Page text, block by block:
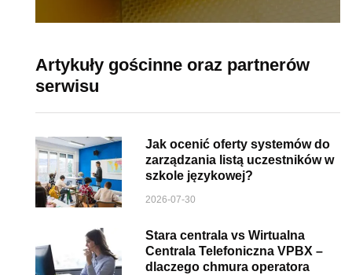
Artykuły gościnne oraz partnerów
serwisu
Jak ocenić oferty systemów do
zarządzania listą uczestników w
szkole językowej?
2026-07-30
Stara centrala vs Wirtualna
Centrala Telefoniczna VPBX –
dlaczego chmura operatora